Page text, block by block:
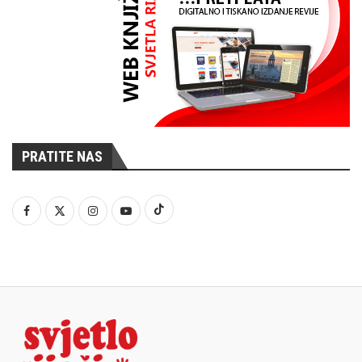
PRATITE NAS